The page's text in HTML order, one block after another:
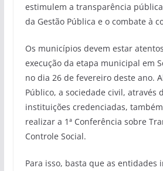
estimulem a transparência
da Gestão Pública e o combate à
Os municípios devem estar
execução da etapa municipal em
no dia 26 de fevereiro deste ano.
Público, a sociedade civil, através
instituições credenciadas,
realizar a 1ª Conferência sobre
Controle Social.
Para isso, basta que as entidades